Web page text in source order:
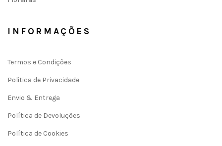
INFORMAÇÕES
Termos e Condições
Politica de Privacidade
Envio & Entrega
Política de Devoluções
Política de Cookies